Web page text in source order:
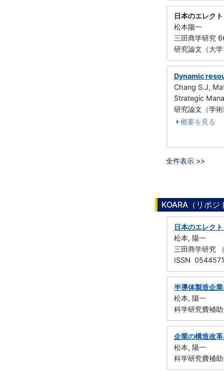
日本のエレク
松本陽一
三田商学研究
研究論文（大
Dynamic
Chang S.J,
Strategic
研究論文（学
概要を見る
全件表示 >>
KOARA（リポ
日本のエレク
松本, 陽一
三田商学研究
ISSN
半導体製造企
松本, 陽一
科学研究費補
企業の構造改
松本, 陽一
科学研究費補